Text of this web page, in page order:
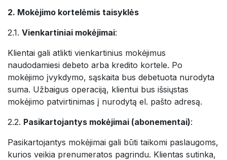
2. Mokėjimo kortelėmis taisyklės
2.1. Vienkartiniai mokėjimai:
Klientai gali atlikti vienkartinius mokėjimus
naudodamiesi debeto arba kredito kortele. Po
mokėjimo įvykdymo, sąskaita bus debetuota nurodyta
suma. Užbaigus operaciją, klientui bus išsiųstas
mokėjimo patvirtinimas į nurodytą el. pašto adresą.
2.2. Pasikartojantys mokėjimai (abonementai):
Pasikartojantys mokėjimai gali būti taikomi paslaugoms,
kurios veikia prenumeratos pagrindu. Klientas sutinka,